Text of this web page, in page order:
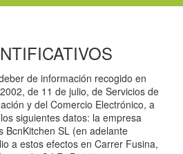
de información recogido en
de 11 de julio, de Servicios de
y del Comercio Electrónico, a
siguientes datos: la empresa
BcnKitchen SL (en adelante
a estos efectos en Carrer Fusina,